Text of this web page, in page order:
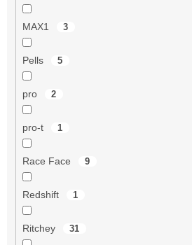
MAX1 3
Pells 5
pro 2
pro-t 1
Race Face 9
Redshift 1
Ritchey 31